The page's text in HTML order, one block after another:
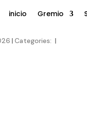
inicio Gremio
| Categories: |